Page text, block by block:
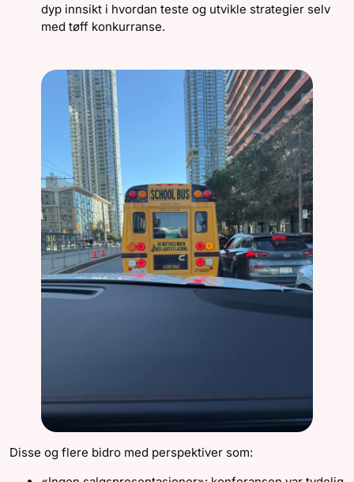
dyp innsikt i hvordan teste og utvikle strategier selv
med tøff konkurranse.
Disse og flere bidro med perspektiver som: